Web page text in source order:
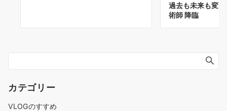
過去も未来も変
術師 降臨
カテゴリー
VLOGのすすめ